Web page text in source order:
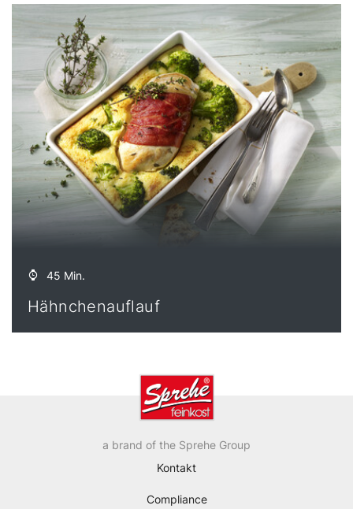
45 Min.
Hähnchenauflauf
a brand of the Sprehe Group
Kontakt
Compliance